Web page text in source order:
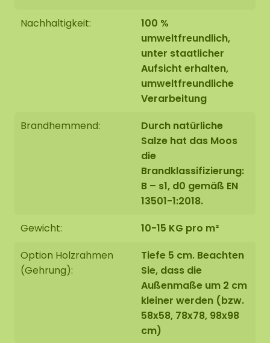
Nachhaltigkeit:
100 %
umweltfreundlich,
unter staatlicher
Aufsicht erhalten,
umweltfreundliche
Verarbeitung
Brandhemmend:
Durch natürliche
Salze hat das Moos
die
Brandklassifizierung:
B – s1, d0 gemäß EN
13501-1:2018.
Gewicht:
10-15 KG pro m²
Option Holzrahmen
(Gehrung):
Tiefe 5 cm. Beachten
Sie, dass die
Außenmaße um 2 cm
kleiner werden (bzw.
58x58, 78x78, 98x98
cm)